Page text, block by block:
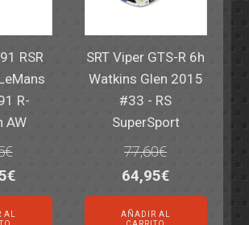
RSR
R-
AW
€
€El
precio
AL
SRT Viper GTS-R 6h
Watkins Glen 2015
#33 - RS
SuperSport
77,60€
El
precio
64,95€El
precio
AÑADIR AL